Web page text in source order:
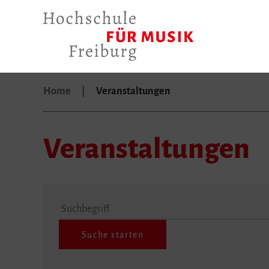
Home Veranstaltungen
Veranstaltungen
Suchbegriff